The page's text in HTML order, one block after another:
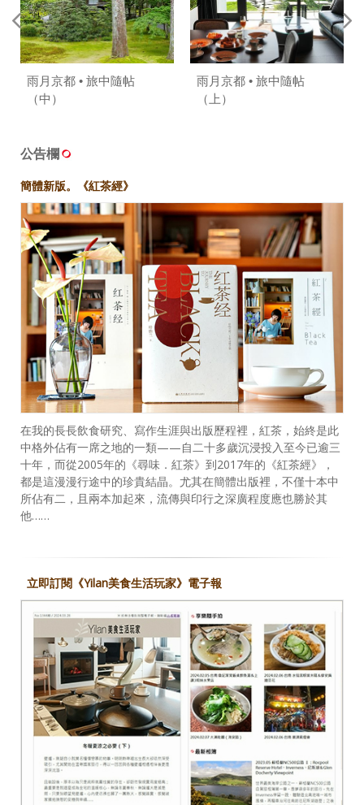
雨月京都 • 旅中隨帖
（中）
雨月京都 • 旅中隨帖
（上）
公告欄
簡體新版。《紅茶經》
在我的長長飲食研究、寫作生涯與出版歷程裡，紅茶，始終是此
中格外佔有一席之地的一類——自二十多歲沉浸投入至今已逾三
十年，而從2005年的《尋味．紅茶》到2017年的《紅茶經》，
都是這漫漫行途中的珍貴結晶。尤其在簡體出版裡，不僅十本中
所佔有二，且兩本加起來，流傳與印行之深廣程度應也勝於其
他……
立即訂閱《Yilan美食生活玩家》電子報